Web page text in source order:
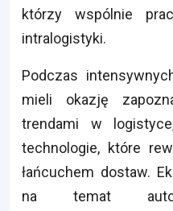
którzy wspólnie
intralogistyki.
Podczas
mieli okazję
trendami w
technologie, które
łańcuchem dostaw.
na temat